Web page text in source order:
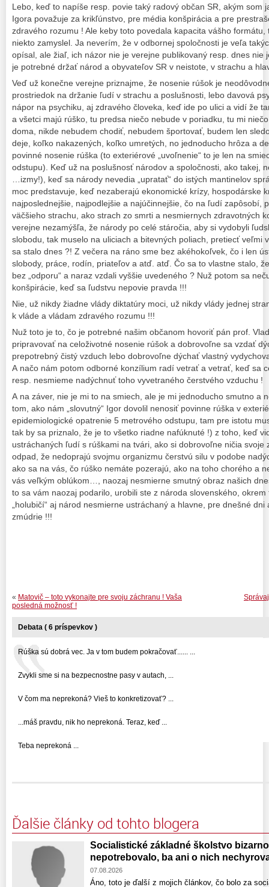
Lebo, keď to napíše resp. povie taký radový občan SR, akým som
Igora považuje za krikľúnstvo, pre média konšpirácia a pre
zdravého rozumu ! Ale keby toto povedala kapacita vášho
niekto zamyslel. Ja neverím, že v odbornej spoločnosti je veľa
opísal, ale žiaľ, ich názor nie je verejne publikovaný resp. dnes
je potrebné držať národ a obyvateľov SR v neistote, v strachu a
Veď už konečne verejne priznajme, že nosenie rúšok je
prostriedok na držanie ľudí v strachu a poslušnosti, lebo davová
nápor na psychiku, aj zdravého človeka, keď ide po ulici a vidí že
a všetci majú rúško, tu predsa niečo nebude v poriadku, tu mi
doma, nikde nebudem chodiť, nebudem športovať, budem len
deje, koľko nakazených, koľko umretých, no jednoducho hrôza a
povinné nosenie rúška (to exteriérové „uvoľnenie“ to je len na
odstupu). Keď už na poslušnosť národov a spoločnosti, ako takej,
…izmy!), keď sa národy nevedia „upratať“ do istých mantinelov
moc predstavuje, keď nezaberajú ekonomické krízy, hospodárske
najposlednejšie, najpodlejšie a najúčinnejšie, čo na ľudí zapôsobí,
väčšieho strachu, ako strach zo smrti a nesmiernych zdravotných
verejne nezamýšľa, že národy po celé stáročia, aby si vydobyli
slobodu, tak muselo na uliciach a bitevných poliach, pretiecť veľmi
sa stalo dnes ?! Z večera na ráno sme bez akéhokoľvek, čo i len
slobody, práce, rodín, priateľov a atď. atď. Čo sa to vlastne stalo,
bez „odporu“ a naraz vzdali vyššie uvedeného ? Nuž potom sa
konšpirácie, keď sa ľudstvu nepovie pravda !!!
Nie, už nikdy žiadne vlády diktatúry moci, už nikdy vlády jednej
k vláde a vládam zdravého rozumu !!!
Nuž toto je to, čo je potrebné našim občanom hovoriť pán prof.
pripravovať na celoživotné nosenie rúšok a dobrovoľne sa vzdať
prepotrebný čistý vzduch lebo dobrovoľne dýchať vlastný
A načo nám potom odborné konzílium radí vetrať a vetrať, keď sa
resp. nesmieme nadýchnuť toho vyvetraného čerstvého vzduchu !
A na záver, nie je mi to na smiech, ale je mi jednoducho smutno a
tom, ako nám „slovutný“ Igor dovolil nenosiť povinne rúška v
epidemiologické opatrenie 5 metrového odstupu, tam pre istotu
tak by sa priznalo, že je to všetko riadne nafúknuté !) z toho, keď
ustráchaných ľudí s rúškami na tvári, ako si dobrovoľne ničia svoje
odpad, že nedoprajú svojmu organizmu čerstvú silu v podobe
ako sa na vás, čo rúško nemáte pozerajú, ako na toho chorého a
vás veľkým oblúkom…, naozaj nesmierne smutný obraz našich
to sa vám naozaj podarilo, urobili ste z národa slovenského,
„holubičí“ aj národ nesmierne ustráchaný a hlavne, pre dnešné
zmúdrie !!!
« Matovič – toto vykonajte pre svoju záchranu ! Vaša
posledná možnosť !
Debata ( 6 príspevkov )
Rúška sú dobrá vec. Ja v tom budem pokračovať...... ...
Zvykli sme si na bezpecnostne pasy v autach, ...
V čom ma neprekoná? Vieš to konkretizovať? ...
...máš pravdu, nik ho neprekoná. Teraz, keď ...
Teba neprekoná ...
Ďalšie články od tohto blogera
Socialistické základné školstvo
nepotrebovalo, ba ani o nich
07.08.2026
Áno, toto je ďalší z mojich článkov, čo bolo za